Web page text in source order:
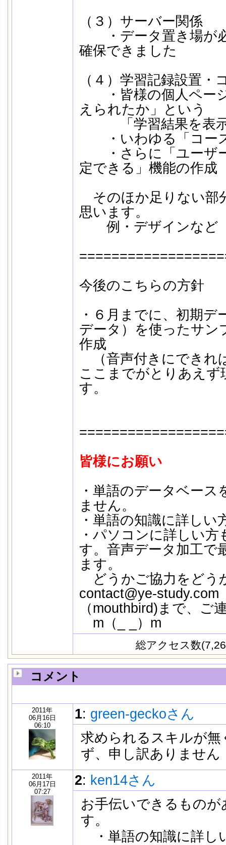
（３）サーバー関係
・データ置き場が
確保できました
（４）学習記録設置・
・皆様の個人ペー
えられたか」という
「学習結果を表示
・いわゆる「コー
・さらに「ユーザ
定できる」機能の作成
そのほか足りない部
思います。
例・デザインなど
今後のこちらの方針
・６月までに、初期デ
データ）を使ったサン
作成
（音声付きにできれ
ここまでがとりあえず
す。
皆様にお願い
・単語のデータベー
ません。
・単語の知識に詳し
・パソコンに詳しい
す。音声データ加工で
ます。
どうかご協力をどう
contact@ye-
（mouthbird)まで、ご
m（_ _）m
総アクセス数
コメント
2011年
06月16日
06:10
1: green-geckoさん
求められるスキルが
ず、申し訳ありません
2011年
06月17日
07:27
2: ken14さん
お手伝いできるもの
す。
・単語の知識に詳し